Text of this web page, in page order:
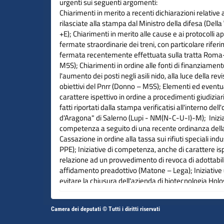
Chiarimenti in merito a recenti dichiarazioni relative
rilasciate alla stampa dal Ministro della difesa
+E); Chiarimenti in merito alle cause e ai protocolli
fermate straordinarie dei treni, con particolare
fermata recentemente effettuata sulla tratta
M5S); Chiarimenti in ordine alle fonti di
l'aumento dei posti negli asili nido, alla luce della
obiettivi del Pnrr (Donno – M5S); Elementi ed
carattere ispettivo in ordine a procedimenti
fatti riportati dalla stampa verificatisi all'interno
d'Aragona" di Salerno (Lupi - NM(N-C-U-I)-M);
competenza a seguito di una recente ordinanza
Cassazione in ordine alla tassa sui rifiuti speciali
PPE); Iniziative di competenza, anche di carattere
relazione ad un provvedimento di revoca di
affidamento preadottivo (Matone – Lega);
evitare la chiusura dell'azienda di biotecnologia
dell'autorizzazione ad Edison S.p.a. per
deposito di Gnl all'interno del porto di Brindisi
Altri
Camera dei deputati © Tutti i diritti riservati